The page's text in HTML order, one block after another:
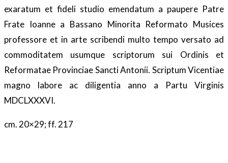
exaratum et fideli studio emendatum a paupere Patre
Frate Ioanne a Bassano Minorita Reformato Musices
professore et in arte scribendi multo tempo versato ad
commoditatem usumque scriptorum sui Ordinis et
Reformatae Provinciae Sancti Antonii. Scriptum Vicentiae
magno labore ac diligentia anno a Partu Virginis
MDCLXXXVI.
cm. 20×29; ff. 217